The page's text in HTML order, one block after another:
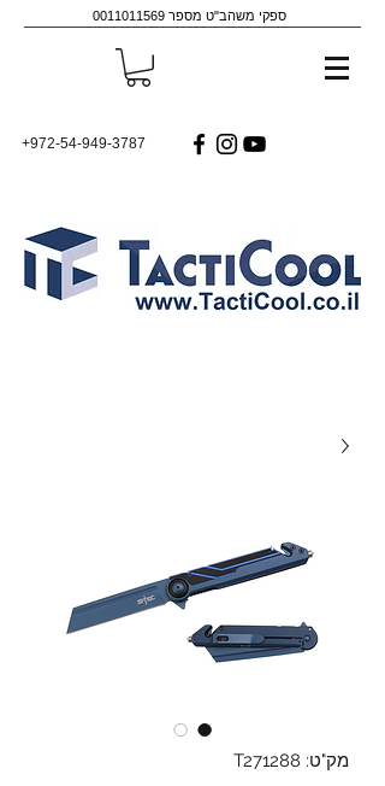
0011011569 ספקי משהב"ט מספר
+972-54-949-3787
מק"ט: T271288